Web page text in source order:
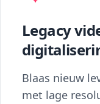
Legacy
Blaas nieuw
met lage